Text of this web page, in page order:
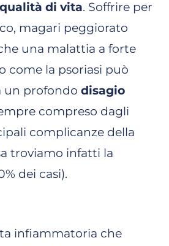
di vita. Soffrire per
magari peggiorato
una malattia a forte
come la psoriasi può
un profondo disagio
compreso dagli
complicanze della
troviamo infatti la
dei casi).
infiammatoria che